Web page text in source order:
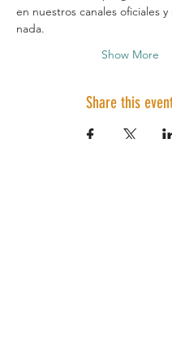
en nuestros canales oficiales
nada.
Show More
Share this